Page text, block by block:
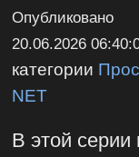
Опубликовано
20.06.2026
категории
NET
В этой серии